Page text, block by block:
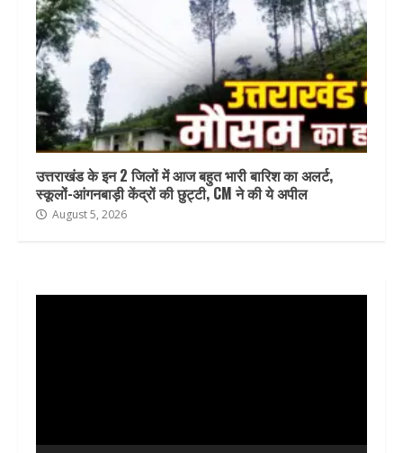
उत्तराखंड के इन 2 जिलों में आज बहुत भारी बारिश का अलर्ट,
स्कूलों-आंगनबाड़ी केंद्रों की छुट्टी, CM ने की ये अपील
August 5, 2026